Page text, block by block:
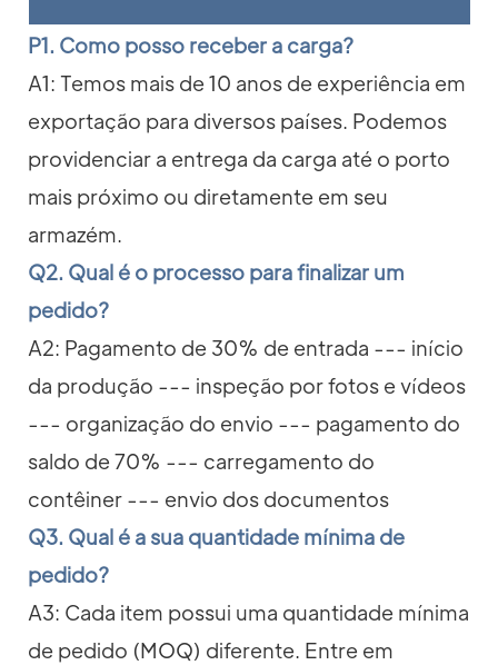
P1. Como posso receber a carga?
A1: Temos mais de 10 anos de experiência em
exportação para diversos países. Podemos
providenciar a entrega da carga até o porto
mais próximo ou diretamente em seu
armazém.
Q2. Qual é o processo para finalizar um
pedido?
A2: Pagamento de 30% de entrada --- início
da produção --- inspeção por fotos e vídeos
--- organização do envio --- pagamento do
saldo de 70% --- carregamento do
contêiner --- envio dos documentos
Q3. Qual é a sua quantidade mínima de
pedido?
A3: Cada item possui uma quantidade mínima
de pedido (MOQ) diferente. Entre em